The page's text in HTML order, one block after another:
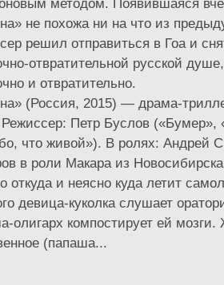
методом. Появившаяся
не похожа ни на что из
решил отправиться в Гоа и
отвратительной русской
и отвратительно.
(Россия, 2015) — драма-
Режиссер: Петр Буслов («Бумер»,
что живой»). В ролях: Андрей
в роли Макара из
откуда и неясно куда летит
девица-куколка слушает
олигарх компостирует ей мозги.
(папаша...